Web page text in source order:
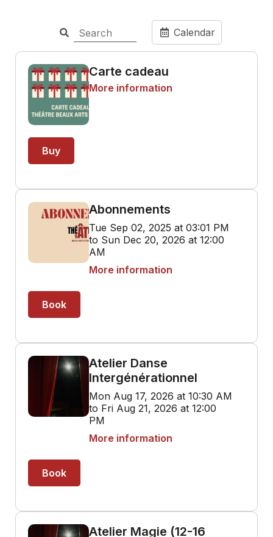
Calendar
Carte cadeau
More information
Buy
Abonnements
Tue Sep 02, 2025 at 03:01 PM
to Sun Dec 20, 2026 at 12:00
AM
More information
Book
Atelier Danse
Intergénérationnel
Mon Aug 17, 2026 at 10:30 AM
to Fri Aug 21, 2026 at 12:00
PM
More information
Book
Atelier Magie (12-16